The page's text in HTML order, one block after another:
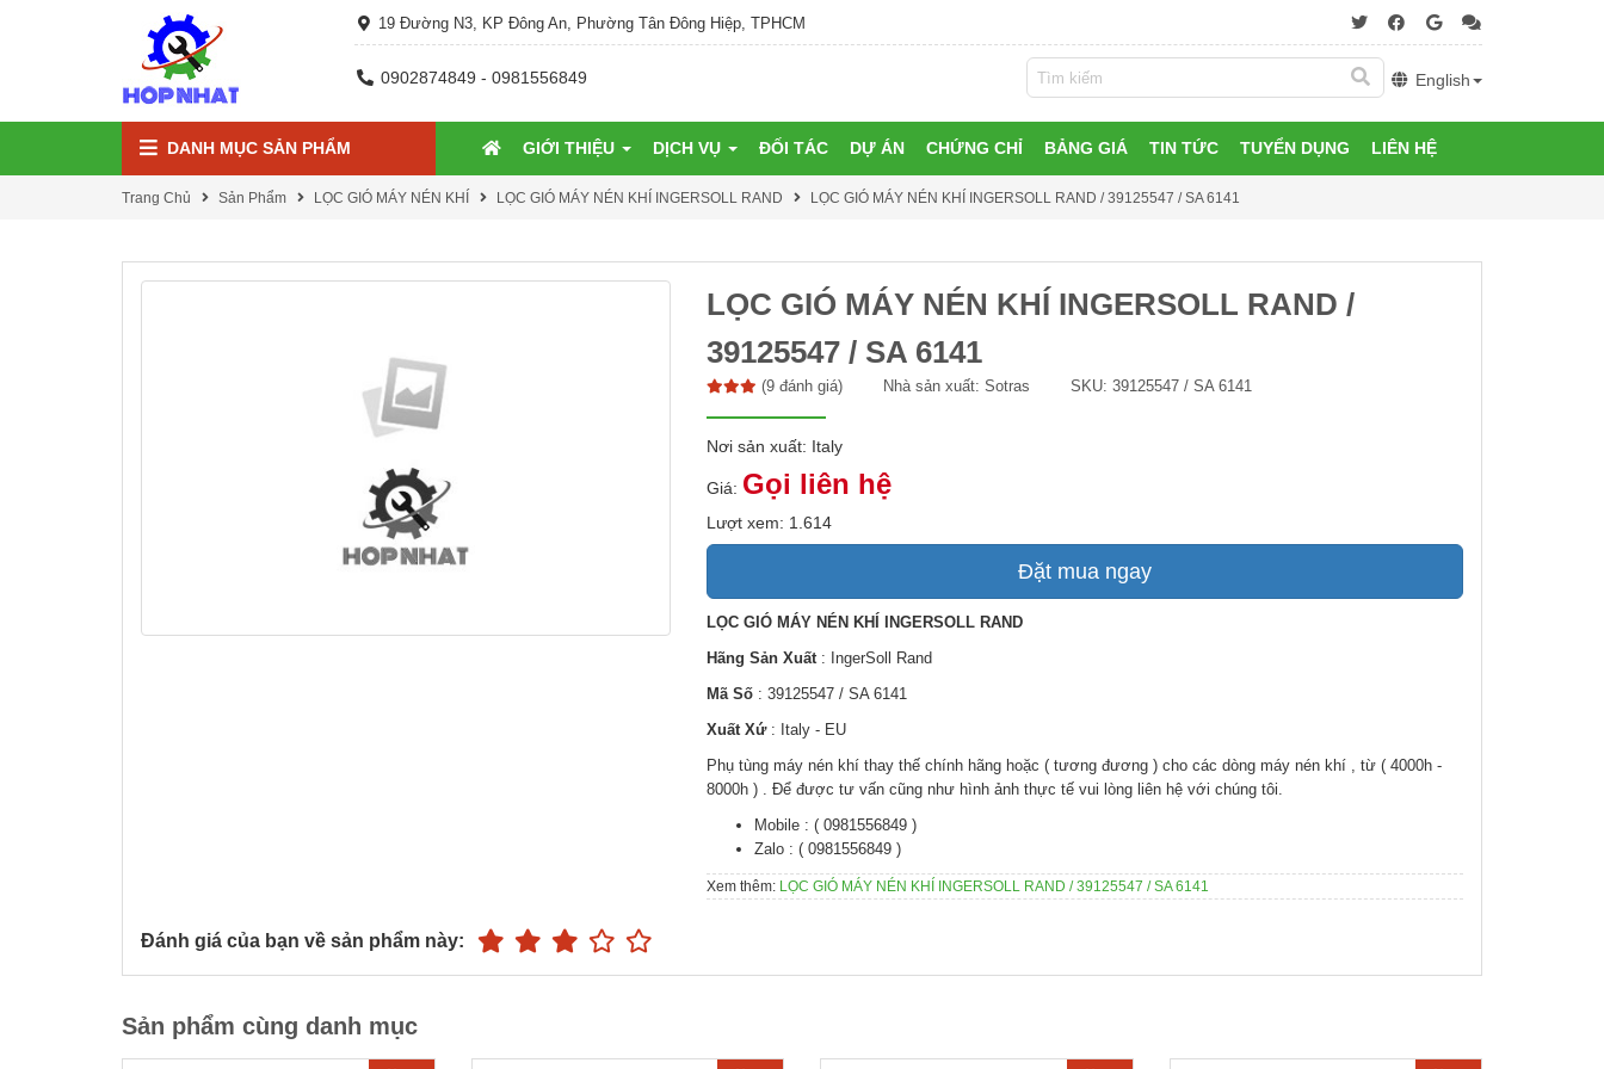
19 Đường N3, KP Đông An, Phường Tân Đông Hiệp, TPHCM
0902874849 - 0981556849 English
DANH MỤC SẢN PHẨM GIỚI THIỆU DỊCH VỤ ĐỐI TÁC DỰ ÁN CHỨNG CHỈ BẢNG GIÁ TIN TỨC TUYỂN DỤNG LIÊN HỆ
Trang Chủ Sản Phẩm LỌC GIÓ MÁY NÉN KHÍ LỌC GIÓ MÁY NÉN KHÍ INGERSOLL RAND LỌC GIÓ MÁY NÉN KHÍ INGERSOLL RAND / 39125547 / SA 6141
LỌC GIÓ MÁY NÉN KHÍ INGERSOLL RAND /
39125547 / SA 6141
(9 đánh giá) Nhà sản xuất:Sotras SKU:39125547 / SA 6141
Nơi sản xuất: Italy
Giá: Gọi liên hệ
Lượt xem: 1.614
Đặt mua ngay
LỌC GIÓ MÁY NÉN KHÍ INGERSOLL RAND
Hãng Sản Xuất : IngerSoll Rand
Mã Số : 39125547 / SA 6141
Xuất Xứ : Italy - EU
Phụ tùng máy nén khí thay thế chính hãng hoặc ( tương đương ) cho các dòng máy nén khí , từ ( 4000h -
8000h ) . Để được tư vấn cũng như hình ảnh thực tế vui lòng liên hệ với chúng tôi.
Mobile : ( 0981556849 )
Zalo : ( 0981556849 )
Xem thêm: LỌC GIÓ MÁY NÉN KHÍ INGERSOLL RAND / 39125547 / SA 6141
Đánh giá của bạn về sản phẩm này:
Sản phẩm cùng danh mục